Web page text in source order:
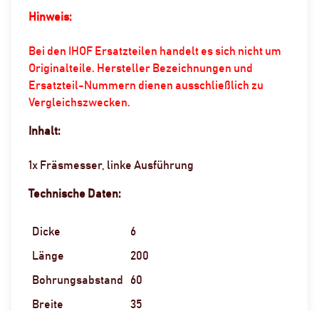
Hinweis:
Bei den IHOF Ersatzteilen handelt es sich nicht um
Originalteile. Hersteller Bezeichnungen und
Ersatzteil-Nummern dienen ausschließlich zu
Vergleichszwecken.
Inhalt:
1x Fräsmesser, linke Ausführung
Technische Daten:
Dicke 6
Länge 200
Bohrungsabstand 60
Breite 35